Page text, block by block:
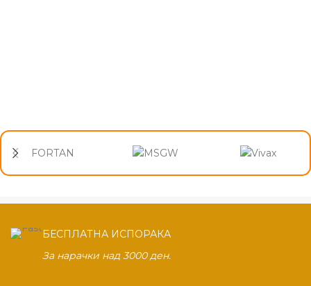
FORTAN
БЕСПЛАТНА ИСПОРАКА
За нарачки над 3000 ден.